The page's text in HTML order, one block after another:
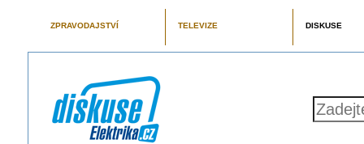
ZPRAVODAJSTVÍ TELEVIZE DISKUSE